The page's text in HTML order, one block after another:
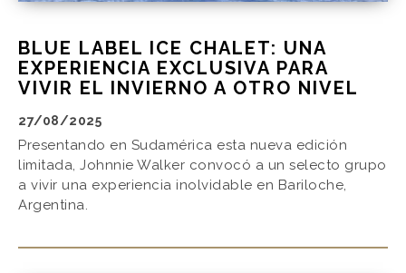
BLUE LABEL ICE CHALET: UNA
EXPERIENCIA EXCLUSIVA PARA
VIVIR EL INVIERNO A OTRO NIVEL
27/08/2025
Presentando en Sudamérica esta nueva edición
limitada, Johnnie Walker convocó a un selecto grupo
a vivir una experiencia inolvidable en Bariloche,
Argentina.